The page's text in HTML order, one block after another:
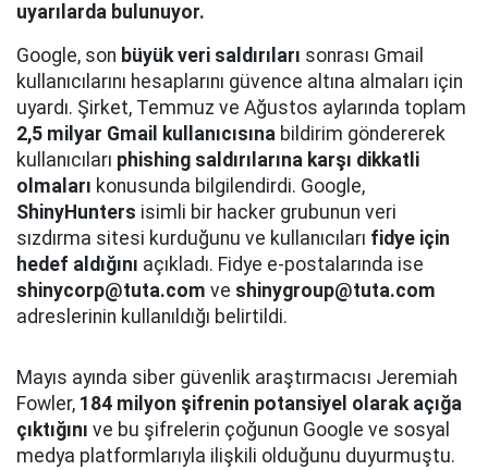
uyarılarda bulunuyor.
Google, son büyük veri saldırıları sonrası Gmail
kullanıcılarını hesaplarını güvence altına almaları için
uyardı. Şirket, Temmuz ve Ağustos aylarında toplam
2,5 milyar Gmail kullanıcısına bildirim göndererek
kullanıcıları phishing saldırılarına karşı dikkatli
olmaları konusunda bilgilendirdi. Google,
ShinyHunters isimli bir hacker grubunun veri
sızdırma sitesi kurduğunu ve kullanıcıları fidye için
hedef aldığını açıkladı. Fidye e-postalarında ise
shinycorp@tuta.com ve shinygroup@tuta.com
adreslerinin kullanıldığı belirtildi.
Mayıs ayında siber güvenlik araştırmacısı Jeremiah
Fowler, 184 milyon şifrenin potansiyel olarak açığa
çıktığını ve bu şifrelerin çoğunun Google ve sosyal
medya platformlarıyla ilişkili olduğunu duyurmuştu.